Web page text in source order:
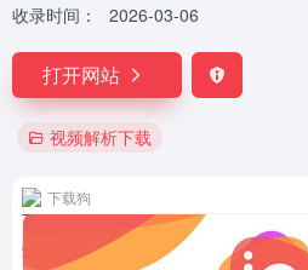
收录时间： 2026-03-06
打开网站
视频解析下载
下载狗